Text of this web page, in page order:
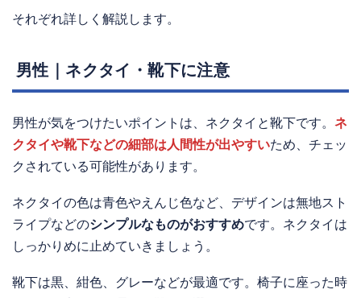
それぞれ詳しく解説します。
男性｜ネクタイ・靴下に注意
男性が気をつけたいポイントは、ネクタイと靴下です。 ネ
クタイや靴下などの細部は人間性が出やすいため、チェッ
クされている可能性があります。
ネクタイの色は青色やえんじ色など、デザインは無地スト
ライプなどのシンプルなものがおすすめです。ネクタイは
しっかりめに止めていきましょう。
靴下は黒、紺色、グレーなどが最適です。椅子に座った時